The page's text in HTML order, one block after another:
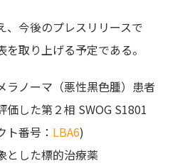
、今後のプレスリリースで
取り上げる予定である。
ラノーマ（悪性黒色腫）患者
した第２相 SWOG S1801
ト番号： LBA6)
とした標的治療薬